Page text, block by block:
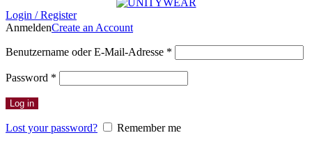
Login / Register
AnmeldenCreate an Account
Benutzername oder E-Mail-Adresse *
Password *
Log in
Lost your password? Remember me